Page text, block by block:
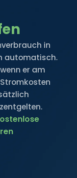
in
automatisch.
er am